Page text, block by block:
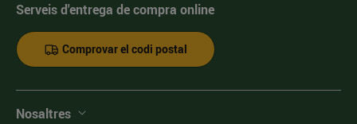
Serveis d'entrega de compra online
Comprovar el codi postal
Nosaltres